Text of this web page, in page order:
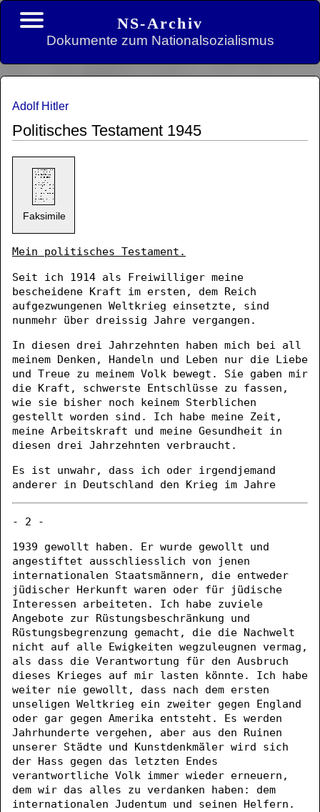
NS-Archiv
Dokumente zum Nationalsozialismus
Adolf Hitler
Politisches Testament 1945
Faksimile
Mein politisches Testament.
Seit ich 1914 als Freiwilliger meine
bescheidene Kraft im ersten, dem Reich
aufgezwungenen Weltkrieg einsetzte, sind
nunmehr über dreissig Jahre vergangen.
In diesen drei Jahrzehnten haben mich bei all
meinem Denken, Handeln und Leben nur die Liebe
und Treue zu meinem Volk bewegt. Sie gaben mir
die Kraft, schwerste Entschlüsse zu fassen,
wie sie bisher noch keinem Sterblichen
gestellt worden sind. Ich habe meine Zeit,
meine Arbeitskraft und meine Gesundheit in
diesen drei Jahrzehnten verbraucht.
Es ist unwahr, dass ich oder irgendjemand
anderer in Deutschland den Krieg im Jahre
- 2 -
1939 gewollt haben. Er wurde gewollt und
angestiftet ausschliesslich von jenen
internationalen Staatsmännern, die entweder
jüdischer Herkunft waren oder für jüdische
Interessen arbeiteten. Ich habe zuviele
Angebote zur Rüstungsbeschränkung und
Rüstungsbegrenzung gemacht, die die Nachwelt
nicht auf alle Ewigkeiten wegzuleugnen vermag,
als dass die Verantwortung für den Ausbruch
dieses Krieges auf mir lasten könnte. Ich habe
weiter nie gewollt, dass nach dem ersten
unseligen Weltkrieg ein zweiter gegen England
oder gar gegen Amerika entsteht. Es werden
Jahrhunderte vergehen, aber aus den Ruinen
unserer Städte und Kunstdenkmäler wird sich
der Hass gegen das letzten Endes
verantwortliche Volk immer wieder erneuern,
dem wir das alles zu verdanken haben: dem
internationalen Judentum und seinen Helfern.